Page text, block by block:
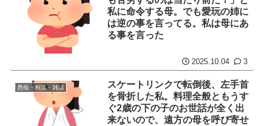
私に命令する母。でも愛玩の姉に
は逆の事を言ってる。私は母にあ
る事を言った
2025.10.04 3
愚痴・相談・雑談
スケートリンクで転倒後、左手首
を骨折した私。料理全般ともうす
ぐ2歳の下の子のお世話が全く出
来ないので、遠方の母を呼び寄せ